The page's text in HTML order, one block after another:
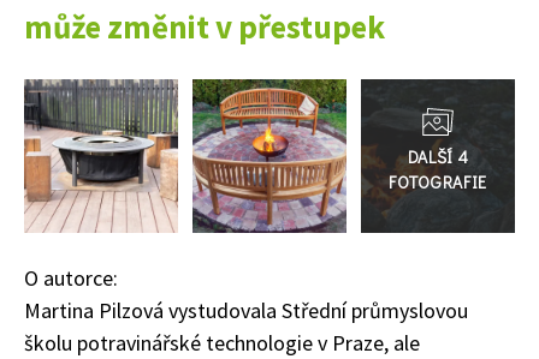
může změnit v přestupek
do
galerie
O autorce:
Martina Pilzová vystudovala Střední průmyslovou
školu potravinářské technologie v Praze, ale